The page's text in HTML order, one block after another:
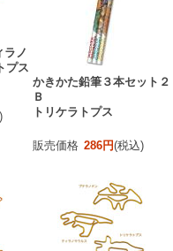
ラノ
プス
かきかた鉛筆３本セット２
Ｂ
トリケラトプス
販売価格 286円(税込)